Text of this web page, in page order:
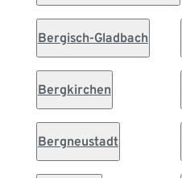
Bergisch-Gladbach
Bergkirchen
Bergneustadt